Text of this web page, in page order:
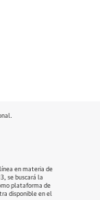
en materia de
se buscará la
plataforma de
disponible en el